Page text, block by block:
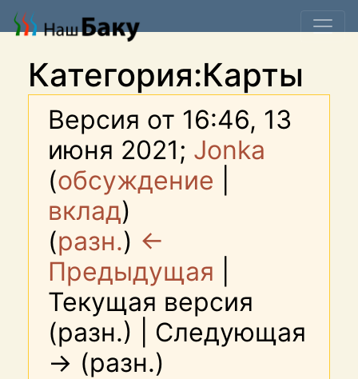
Категория:Карты
Версия от 16:46, 13
июня 2021; Jonka
(обсуждение
вклад)
(разн.) ←
Предыдущая
Текущая версия
(разн.) | Следующая
→ (разн.)